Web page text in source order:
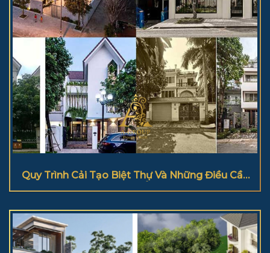
Quy Trình Cải Tạo Biệt Thự Và Những Điều Cần